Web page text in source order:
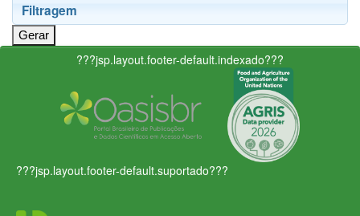
Filtragem
???jsp.layout.footer-default.indexado???
???jsp.layout.footer-default.suportado???